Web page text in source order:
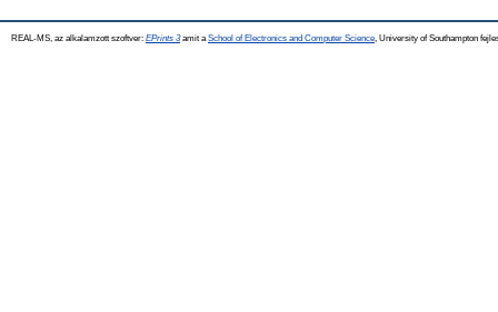
REAL-MS, az alkalamzott szoftver: EPrints 3amit a School of Electronics and Computer Science , University of Southampton